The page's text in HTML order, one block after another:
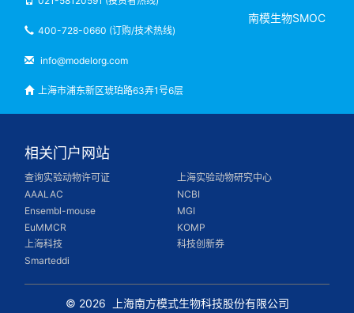
400-728-0660 (订购/技术热线)
info@modelorg.com
上海市浦东新区琥珀路63弄1号6层
南模生物SMOC
相关门户网站
查询实验动物许可证
上海实验动物研究中心
AAALAC
NCBI
Ensembl-mouse
MGI
EuMMCR
KOMP
上海科技
科技创新券
Smarteddi
© 2026 上海南方模式生物科技股份有限公司